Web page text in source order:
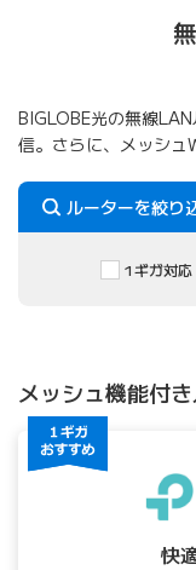
BIGLOBE光の無線
信。さらに、メッシュ
ルーターを絞り
絞り込み条件1ギガ対応
メッシュ機能付
快